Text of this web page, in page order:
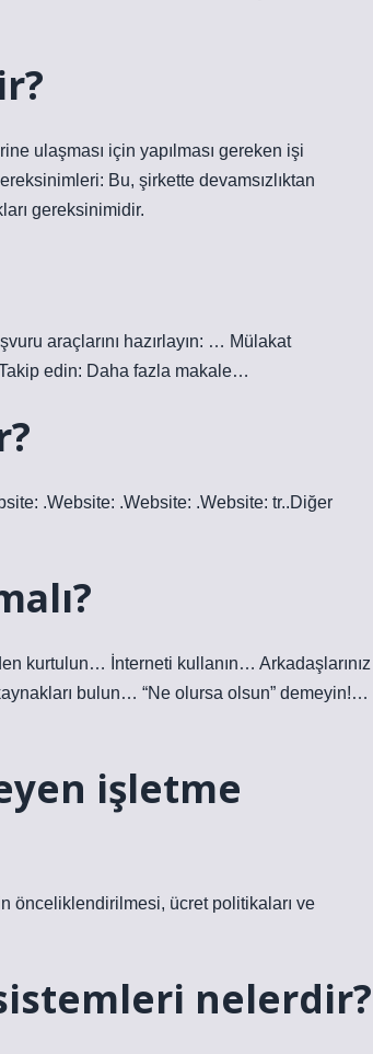
ulaşması için yapılması gereken işi
Bu, şirkette devamsızlıktan
gereksinimidir.
araçlarını hazırlayın: … Mülakat
edin: Daha fazla makale…
.Website: .Website: .Website: tr..Diğer
kurtulun… İnterneti kullanın… Arkadaşlarınız
bulun… “Ne olursa olsun” demeyin!…
işletme
önceliklendirilmesi, ücret politikaları ve
nelerdir?